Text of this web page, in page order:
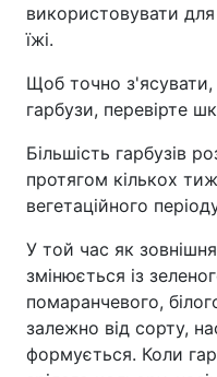
використовувати
їжі.
Щоб точно з'ясувати,
гарбузи, перевірте
Більшість гарбузів
протягом кількох
вегетаційного
У той час як
змінюється із
помаранчевого,
залежно від сорту,
формується. Коли